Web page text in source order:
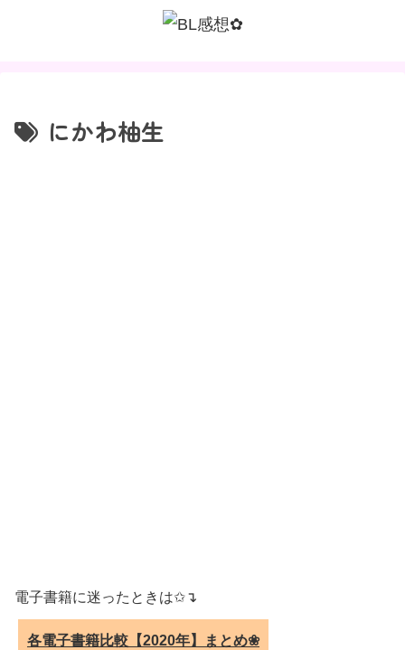
にかわ柚生
電子書籍に迷ったときは✩↴
各電子書籍比較【2020年】まとめ❀